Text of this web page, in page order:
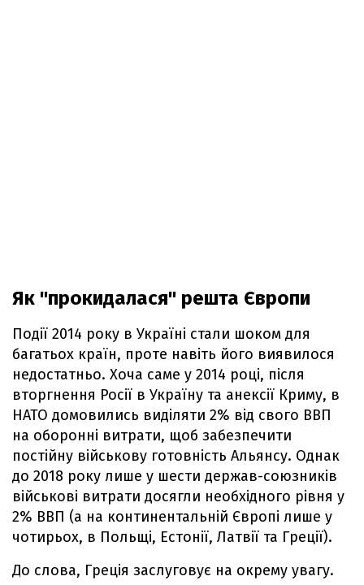
Як "прокидалася" решта Європи
Події 2014 року в Україні стали шоком для
багатьох країн, проте навіть його виявилося
недостатньо. Хоча саме у 2014 році, після
вторгнення Росії в Україну та анексії Криму, в
НАТО домовились виділяти 2% від свого ВВП
на оборонні витрати, щоб забезпечити
постійну військову готовність Альянсу. Однак
до 2018 року лише у шести держав-союзників
військові витрати досягли необхідного рівня у
2% ВВП (а на континентальній Європі лише у
чотирьох, в Польщі, Естонії, Латвії та Греції).
До слова, Греція заслуговує на окрему увагу.